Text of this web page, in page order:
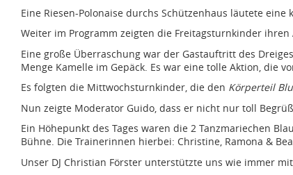
Eine Riesen-Polonaise durchs Schützenhaus läutete eine
Weiter im Programm zeigten die Freitagsturnkinder
Eine große Überraschung war der Gastauftritt des
Menge Kamelle im Gepäck. Es war eine tolle Aktion, die
Es folgten die Mittwochsturnkinder, die den Körperteil
Nun zeigte Moderator Guido, dass er nicht nur toll
Ein Höhepunkt des Tages waren die 2 Tanzmariechen
Bühne. Die Trainerinnen hierbei: Christine, Ramona &
Unser DJ Christian Förster unterstützte uns wie immer